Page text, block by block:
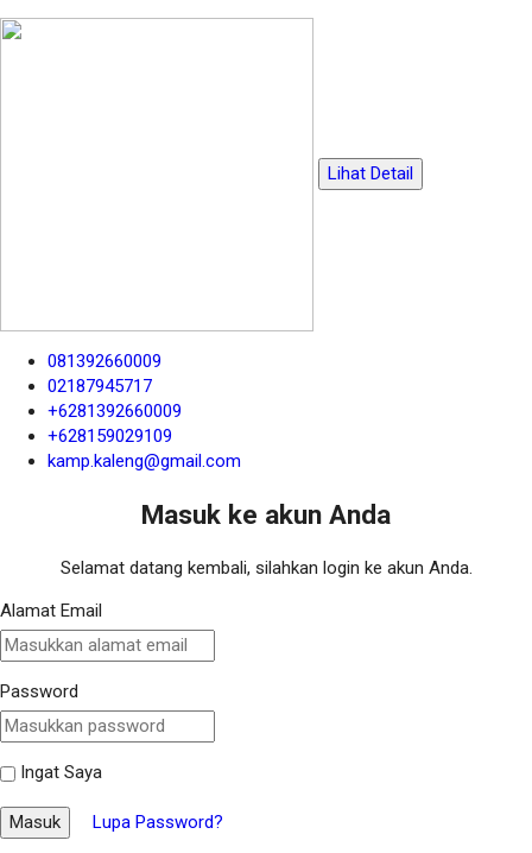
Lihat Detail
081392660009
02187945717
+6281392660009
+628159029109
kamp.kaleng@gmail.com
Masuk ke akun Anda
Selamat datang kembali, silahkan login ke akun Anda.
Alamat Email
Password
Ingat Saya
Masuk Lupa Password?